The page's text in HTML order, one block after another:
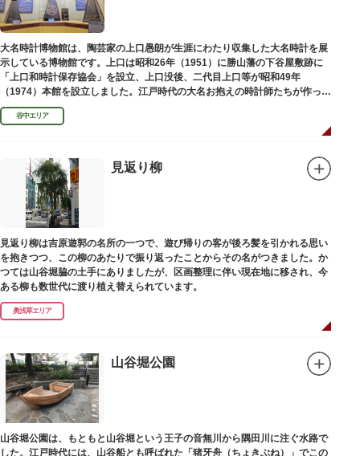
大名時計博物館は、陶芸家の上口愚朗が生涯にわたり収集した大名時計を展
示している博物館です。上口は昭和26年（1951）に勝山藩の下谷屋敷跡に
「上口和時計保存協会」を設立、上口没後、二代目上口等が昭和49年
（1974）本館を設立しました。江戸時代の大名お抱えの時計師たちが作った
櫓時計、台時計、枕時計などが並びます。
谷中エリア
見返り柳
見返り柳は吉原遊郭の名所の一つで、遊び帰りの客が後ろ髪を引かれる思い
を抱きつつ、この柳のあたりで振り返ったことからその名がつきました。か
つては山谷堀脇の土手にありましたが、区画整理に伴い現在地に移され、今
ある柳も数世代に渡り植え替えられています。
奥浅草エリア
山谷堀公園
山谷堀公園は、もともと山谷堀という王子の音無川から隅田川に注ぐ水路で
した。江戸時代には、山谷船とも呼ばれた「猪牙舟（ちょきぶね）」でこの